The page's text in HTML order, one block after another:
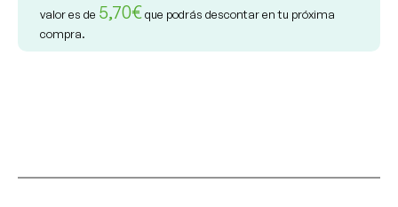
valor es de 5,70€que podrás descontar en tu próxima
compra.